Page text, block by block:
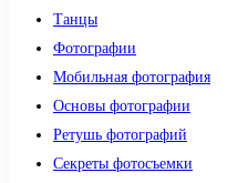
Танцы
Фотографии
Мобильная фотография
Основы фотографии
Ретушь фотографий
Секреты фотосъемки